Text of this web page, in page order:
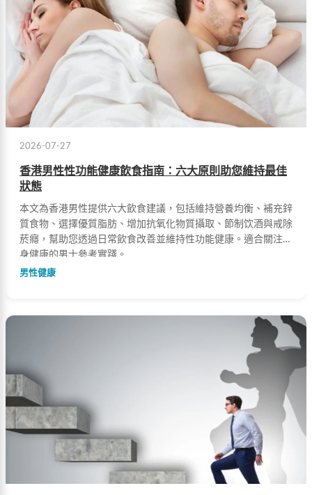
2026-07-27
香港男性性功能健康飲食指南：六大原則助您維持最佳
狀態
本文為香港男性提供六大飲食建議，包括維持營養均衡、補充鋅
質食物、選擇優質脂肪、增加抗氧化物質攝取、節制饮酒與戒除
菸癮，幫助您透過日常飲食改善並維持性功能健康。適合關注自
身健康的男士參考實踐。
男性健康